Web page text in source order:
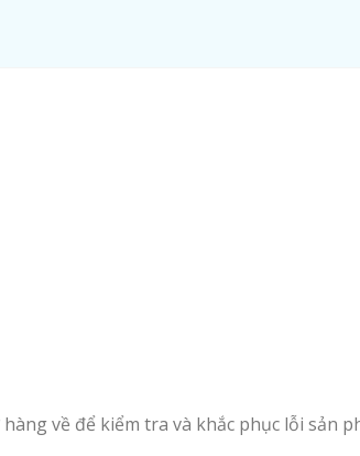
về để kiểm tra và khắc phục lỗi sản